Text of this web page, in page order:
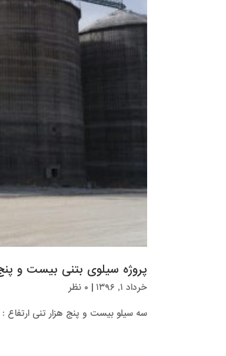
پروژه سیلوی بتنی بیست و
خرداد ۱, ۱۳۹۶ | ۰ نظر
سه سیلو بیست و پنج هزار تنی ارتفاع : ۲۴ متر ضخامت : ۳۵ سانتیمتر قطر : ۲۲ متر مدت اجرا : ۳...